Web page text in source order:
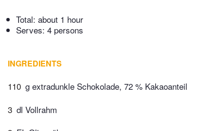
Total: about 1 hour
Serves: 4 persons
INGREDIENTS
110 g extradunkle Schokolade, 72 % Kakaoanteil
3 dl Vollrahm